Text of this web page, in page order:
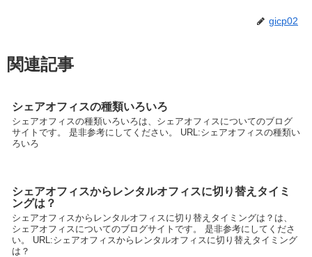
gicp02
関連記事
シェアオフィスの種類いろいろ
シェアオフィスの種類いろいろは、シェアオフィスについてのブログ
サイトです。 是非参考にしてください。 URL:シェアオフィスの種類い
ろいろ
シェアオフィスからレンタルオフィスに切り替えタイミ
ングは？
シェアオフィスからレンタルオフィスに切り替えタイミングは？は、
シェアオフィスについてのブログサイトです。 是非参考にしてくださ
い。 URL:シェアオフィスからレンタルオフィスに切り替えタイミング
は？